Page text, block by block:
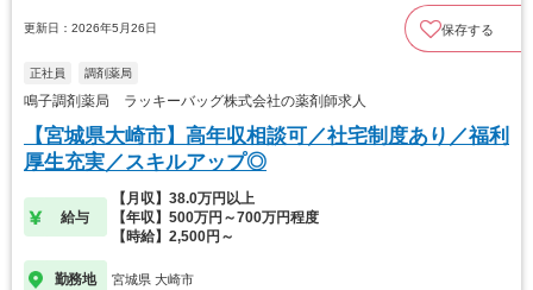
更新日：2026年5月26日 保存する
正社員 調剤薬局
鳴子調剤薬局 ラッキーバッグ株式会社の薬剤師求人
【宮城県大崎市】高年収相談可／社宅制度あり／福利
厚生充実／スキルアップ◎
給与
【月収】38.0万円以上
【年収】500万円～700万円程度
【時給】2,500円～
勤務地 宮城県 大崎市